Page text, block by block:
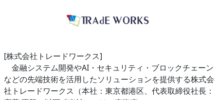
[株式会社トレードワークス]
金融システム開発やAI・セキュリティ・ブロックチェーン
などの先端技術を活用したソリューションを提供する株式会
社トレードワークス（本社：東京都港区、代表取締役社長：